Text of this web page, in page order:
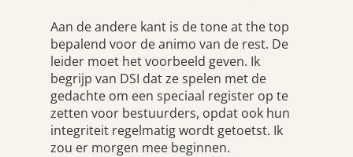
Aan de andere kant is de tone at the top
bepalend voor de animo van de rest. De
leider moet het voorbeeld geven. Ik
begrijp van DSI dat ze spelen met de
gedachte om een speciaal register op te
zetten voor bestuurders, opdat ook hun
integriteit regelmatig wordt getoetst. Ik
zou er morgen mee beginnen.